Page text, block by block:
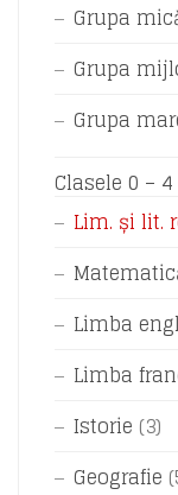
Grupa
Grupa
Grupa
Clasele 0 – 4
Lim. și lit.
Limba
Limba
Istorie (3)
Geografie